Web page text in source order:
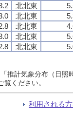
北北東
北北東
北北東
北北東
北北東
推計気象分布（日
覧ください。
利用される